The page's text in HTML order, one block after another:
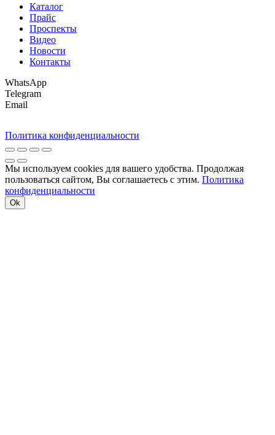
Каталог
Прайс
Проспекты
Видео
Новости
Контакты
WhatsApp
Telegram
Email
Политика конфиденциальности
Мы используем cookies для вашего удобства. Продолжая
пользоваться сайтом, Вы соглашаетесь с этим. Политика
конфиденциальности
Ok